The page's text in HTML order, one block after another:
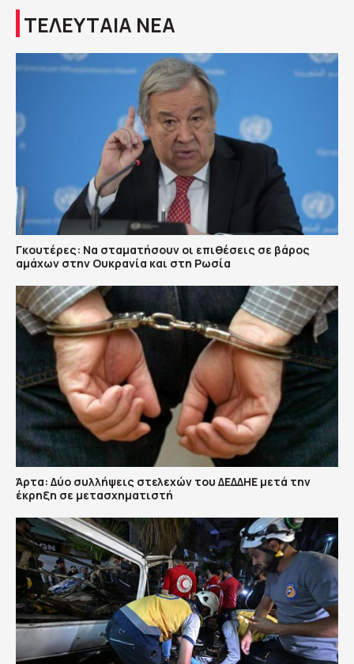
ΤΕΛΕΥΤΑΙΑ ΝΕΑ
Γκουτέρες: Να σταματήσουν οι επιθέσεις σε βάρος
αμάχων στην Ουκρανία και στη Ρωσία
Άρτα: Δύο συλλήψεις στελεχών του ΔΕΔΔΗΕ μετά την
έκρηξη σε μετασχηματιστή